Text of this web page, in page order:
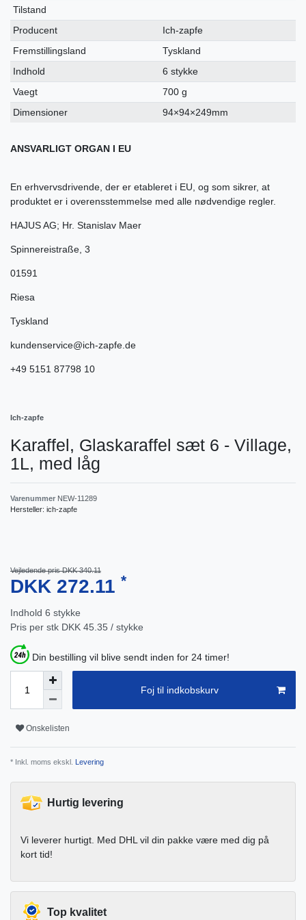
Tilstand
Producent
Ich-zapfe
Fremstillingsland
Tyskland
Indhold
6 stykke
Vaegt
700 g
Dimensioner
94×94×249mm
ANSVARLIGT ORGAN I EU
En erhvervsdrivende, der er etableret i EU, og som sikrer, at
produktet er i overensstemmelse med alle nødvendige regler.
HAJUS AG; Hr. Stanislav Maer
Spinnereistraße 3
01591
Riesa
Tyskland
kundenservice@ich-zapfe.de
+49 5151 87798 10
Ich-zapfe
Karaffel, Glaskaraffel sæt 6 - Village,
1L, med låg
Varenummer NEW-11289
Hersteller: ich-zapfe
Vejledende pris DKK 340.11
DKK 272.11 *
Indhold 6 stykke
Pris per stk DKK 45.35 / stykke
Din bestilling vil blive sendt inden for 24 timer!
Foj til indkobskurv
Onskelisten
* Inkl. moms ekskl. Levering
Hurtig levering
Vi leverer hurtigt. Med DHL vil din pakke være med dig på
kort tid!
Top kvalitet